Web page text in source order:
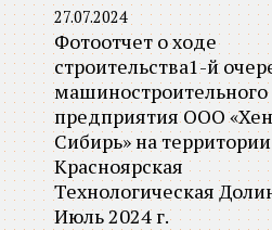
27.07.2024
Фотоотчет о ходе
строительства1-й
машиностроительного
предприятия ООО
Сибирь» на
Красноярская
Технологическая
Июль 2024 г.